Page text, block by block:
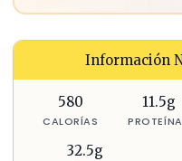
Información
580
CALORÍAS
11.5g
32.5g